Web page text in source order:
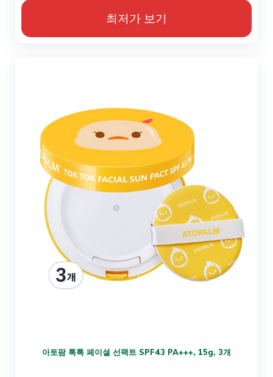
최저가 보기
아토팜 톡톡 페이셜 선팩트 SPF43 PA+++, 15g, 3개